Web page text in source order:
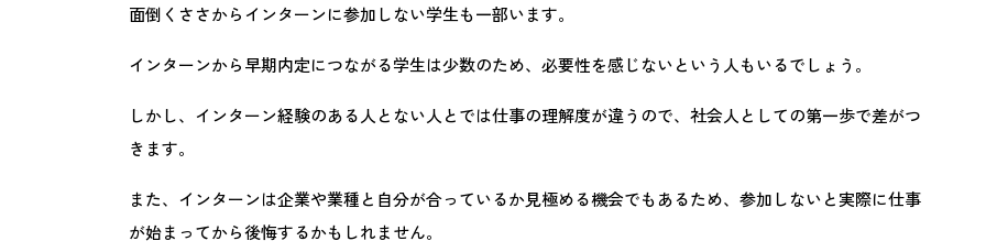
面倒くささからインターンに参加しない学生も一部います。
インターンから早期内定につながる学生は少数のため、必要性を感じないという人もいるでしょう。
しかし、インターン経験のある人とない人とでは仕事の理解度が違うので、社会人としての第一歩で差がつ
きます。
また、インターンは企業や業種と自分が合っているか見極める機会でもあるため、参加しないと実際に仕事
が始まってから後悔するかもしれません。